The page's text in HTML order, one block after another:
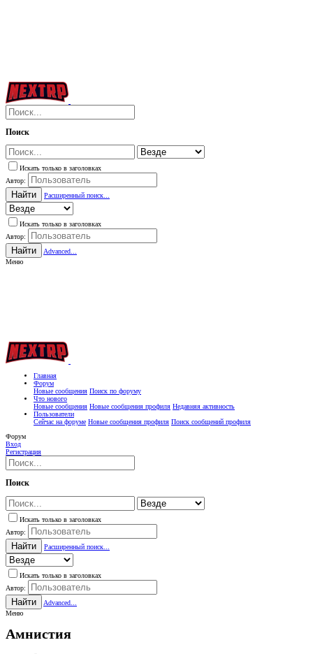
Поиск
Искать только в заголовках
Автор:
Найти Расширенный поиск...
Искать только в заголовках
Автор:
Найти
Advanced...
Меню
Главная
Форум
Новые сообщения Поиск по форуму
Что нового
Новые сообщения Новые сообщения профиля Недавняя активность
Пользователи
Сейчас на форуме Новые сообщения профиля Поиск сообщений профиля
Форум
Вход
Регистрация
Поиск
Искать только в заголовках
Автор:
Найти Расширенный поиск...
Искать только в заголовках
Автор:
Найти
Advanced...
Меню
Амнистия